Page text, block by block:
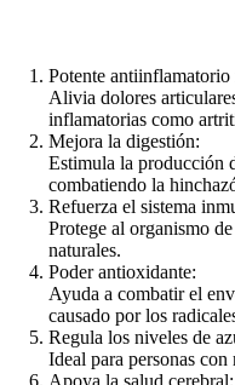
Potente antiinflamatorio
Alivia dolores
inflamatorias como
Mejora la digestión:
Estimula la producción
combatiendo la
Refuerza el sistema
Protege al organismo
naturales.
Poder antioxidante:
Ayuda a combatir el
causado por los
Regula los niveles de
Ideal para personas
Apoya la salud cerebral: